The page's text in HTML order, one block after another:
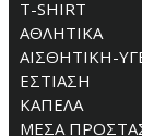
T-SHIRT
ΑΘΛΗΤΙΚΑ
ΑΙΣΘΗΤΙΚΗ-
ΕΣΤΙΑΣΗ
ΚΑΠΕΛΑ
ΜΕΣΑ